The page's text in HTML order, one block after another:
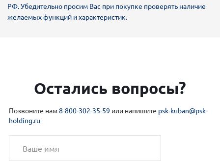
РФ. Убедительно просим Вас при покупке проверять наличие
желаемых функций и характеристик.
Остались вопросы?
Позвоните нам8-800-302-35-59 или напишите psk-kuban@psk-
holding.ru